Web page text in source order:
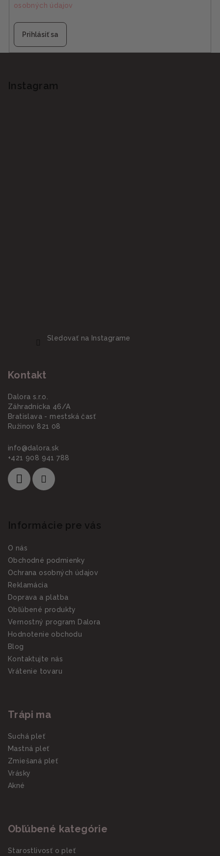
osobných údajov
Prihlásiť sa
Instagram
Sledovať na Instagrame
Kontakt
Dalora s.r.o.
Záhradnícka 46/A
Bratislava - mestská časť
Ružinov 821 08
info@dalora.sk
+421 908 941 788
Informácie pre vás
O nás
Obchodné podmienky
Ochrana osobných údajov
Reklamácia
Doprava a platba
Obľúbené produkty
Vernostný program Dalora
Hodnotenie obchodu
Blog
Kontaktujte nás
Vrátenie tovaru
Trápi ma
Suchá pleť
Mastná pleť
Zmiešaná pleť
Vrásky
Akné
Obľúbené kategórie
Starostlivosť o pleť